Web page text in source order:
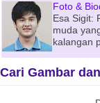
Foto &
Esa Sigit:
muda
kalangan
Cari Gambar